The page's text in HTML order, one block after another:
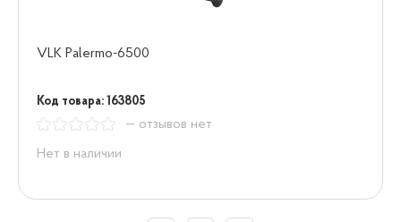
VLK Palermo-6500
Код товара: 163805
— отзывов нет
Нет в наличии